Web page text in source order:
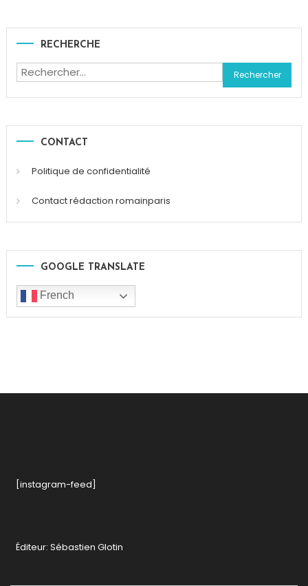
RECHERCHE
Rechercher :
CONTACT
Politique de confidentialité
Contact rédaction romainparis
GOOGLE TRANSLATE
French
[instagram-feed]
Éditeur: Sébastien Glotin